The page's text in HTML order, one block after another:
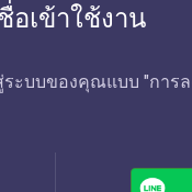
อเข้าใช้งาน
ะบบของคุณแบบ "การล